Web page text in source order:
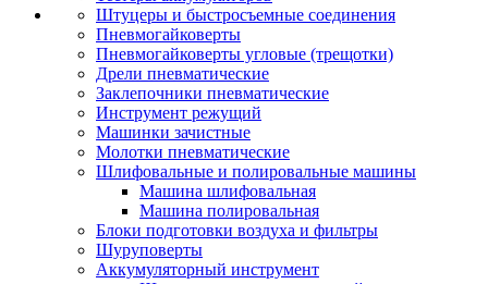
Штуцеры и быстросъемные соединения
Пневмогайковерты
Пневмогайковерты угловые (трещотки)
Дрели пневматические
Заклепочники пневматические
Инструмент режущий
Машинки зачистные
Молотки пневматические
Шлифовальные и полировальные машины
Машина шлифовальная
Машина полировальная
Блоки подготовки воздуха и фильтры
Шуруповерты
Аккумуляторный инструмент